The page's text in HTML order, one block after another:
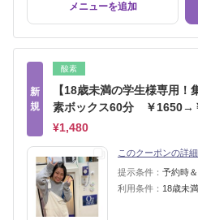
メニューを追加
新
規
酸素
【18歳未満の学生様専用！
素ボックス60分 ￥1650→
¥1,480
このクーポンの詳細
提示条件： 予約時
利用条件： 18歳未